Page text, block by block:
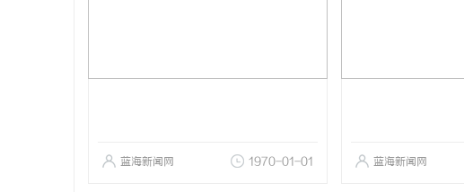
蓝海新闻网 1970-01-01 蓝海新闻网